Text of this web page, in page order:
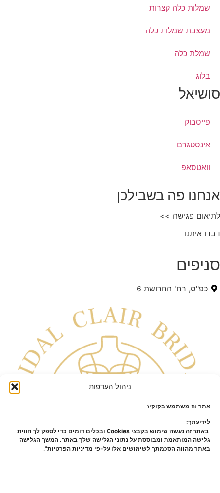
ניהול העדפות
אתר זה משתמש בקוקיז
לידיעתך:
באתר זה נעשה שימוש בקבצי Cookies ובכלים דומים כדי לספק לך חווית
גלישה המותאמת ומבוססת על נתוני הגלישה שלך באתר. המשך הגלישה
באתר מהווה הסכמתך לשימושים אלו על-פי מדיניות הפרטיות".
שמלות כלה קצרות
מעצבת שמלות כלה
שמלת כלה
בלוג
סושיאל
פייסבוק
אינסטגרם
וואטסאפ
אנחנו פה בשבילכן
לתיאום פגישה >>
דברו איתנו
סניפים
כפ"ס, רח' החרושת 6